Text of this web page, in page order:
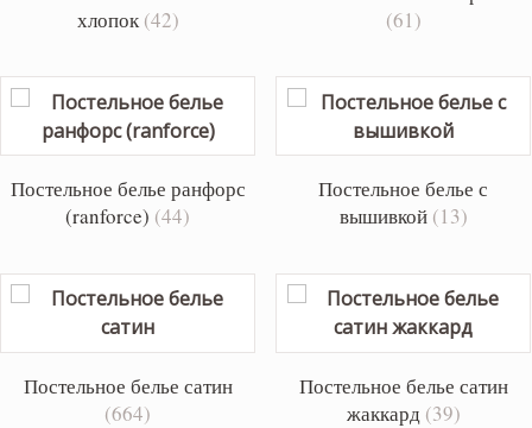
хлопок(42)
(61)
Постельное белье ранфорс
(ranforce) (44)
Постельное белье с
вышивкой (13)
Постельное белье сатин
(664)
Постельное белье сатин
жаккард (39)